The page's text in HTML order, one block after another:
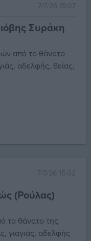
7/7/26 15:07
Συράκη
από το θάνατο
αδελφής, θείας,
7/7/26 15:02
(Ρούλας)
το θάνατο της
γιαγιάς, αδελφής